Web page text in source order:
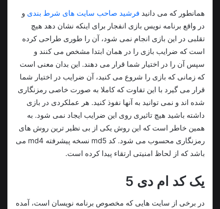
همانطور که می دانید فرشید صاحب سایت های شرط بندی و
در واقع برنامه نویس بازی انفجار برای اینکه نشان دهد هیچ
تقلبی در این بازی انجام نمی شود، آن را طوری طراحی کرده
است که ضرایب بازی را در همان ابتدا مشخص می کنند و
سپس آن را در اختیار شما قرار می دهند. این بدان معنی است
که زمانی که بازی را شروع می کنید، آن ضرایب در اختیار شما
قرار می گیرد با این تفاوت که کاملا به صورت خاصی رمزنگاری
شده اند و نمی توانید به آنها نفوذ کنید. هر عملکردی در بازی
داشته باشید هیچ تاثیری روی این ضرایب ایجاد نمی شود. به
همین خاطر است که این روش یکی از بی نظیر ترین روش های
رمزنگاری محسوب می شود. کد md5 نسخه پیشرفته md4 می
باشد که از لحاظ امنیتی ارتقاء پیدا کرده است.
یک کد ام دی 5
در برخی از سایت هایی که مخصوص برنامه نویسان است، آمده